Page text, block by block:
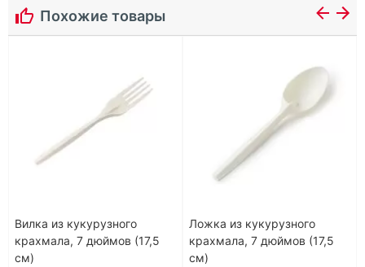
Похожие товары
Вилка из кукурузного
крахмала, 7 дюймов (17,5
см)
Ложка из кукурузного
крахмала, 7 дюймов (17,5
см)